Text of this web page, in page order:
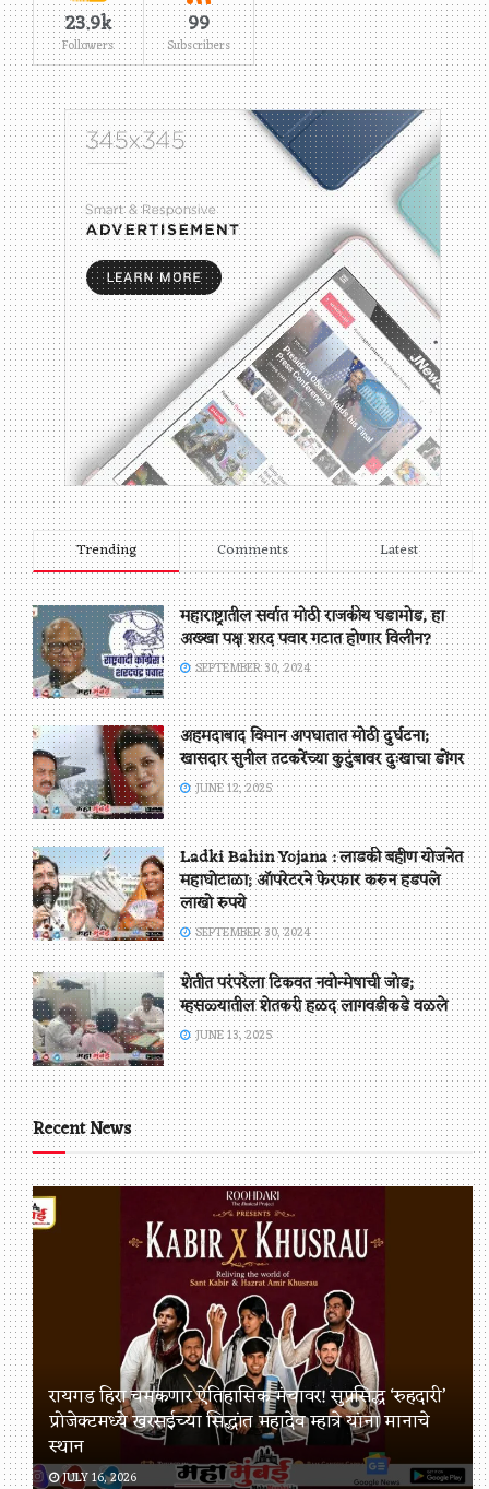
23.9k
Followers
99
Subscribers
Trending Comments Latest
महाराष्ट्रातील सर्वात मोठी राजकीय घडामोड, हा
अख्खा पक्ष शरद पवार गटात होणार विलीन?
SEPTEMBER 30, 2024
अहमदाबाद विमान अपघातात मोठी दुर्घटना;
खासदार सुनील तटकरेंच्या कुटुंबावर दुःखाचा डोंगर
JUNE 12, 2025
Ladki Bahin Yojana : लाडकी बहीण योजनेत
महाघोटाळा; ऑपरेटरने फेरफार करुन हडपले
लाखो रुपये
SEPTEMBER 30, 2024
शेतीत परंपरेला टिकवत नवोन्मेषाची जोड;
म्हसळ्यातील शेतकरी हळद लागवडीकडे वळले
JUNE 13, 2025
Recent News
रायगड हिरा चमकणार ऐतिहासिक मंचावर! सुप्रसिद्ध ‘रुहदारी’
प्रोजेक्टमध्ये खरसईच्या सिद्धांत महादेव म्हात्रे यांना मानाचे
स्थान
JULY 16, 2026